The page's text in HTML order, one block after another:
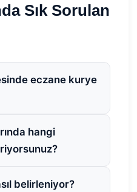
Sık Sorulan
eczane kurye
hangi
belirleniyor?